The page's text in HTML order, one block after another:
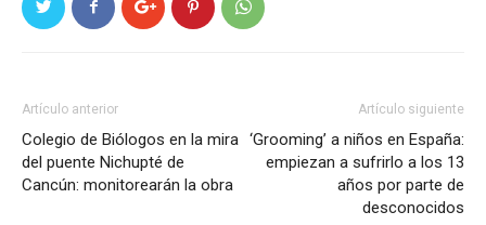
Artículo anterior
Colegio de Biólogos en la mira
del puente Nichupté de
Cancún: monitorearán la obra
Artículo siguiente
‘Grooming’ a niños en España:
empiezan a sufrirlo a los 13
años por parte de
desconocidos